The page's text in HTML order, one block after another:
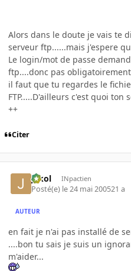
Alors dans le doute je vais te
serveur ftp......mais j'espere
Le login/mot de passe
ftp....donc pas
il faut que tu regardes le
FTP.....D'ailleurs c'est quoi ton
++
Citer
jakol INpactien
Posté(e) le 24 mai 200521 a
AUTEUR
en fait je n'ai pas installé de
....bon tu sais je suis un
m'aider...